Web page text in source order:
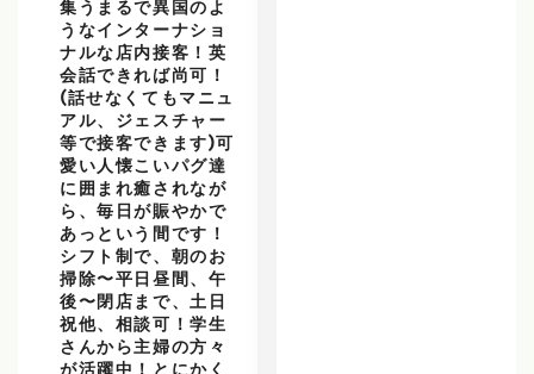
集うまるで異国のよ
うなインターナショ
ナルな店内接客！英
会話できれば尚可！
(話せなくてもマニュ
アル、ジェスチャー
等で接客できます)可
愛い人懐こいパグ達
に囲まれ癒されなが
ら、毎日が賑やかで
あっという間です！
シフト制で、朝のお
掃除〜平日昼間、午
後〜閉店まで、土日
祝他、相談可！学生
さんから主婦の方々